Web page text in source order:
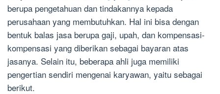
berupa pengetahuan dan tindakannya kepada
perusahaan yang membutuhkan. Hal ini bisa dengan
bentuk balas jasa berupa gaji, upah, dan kompensasi-
kompensasi yang diberikan sebagai bayaran atas
jasanya. Selain itu, beberapa ahli juga memiliki
pengertian sendiri mengenai karyawan, yaitu sebagai
berikut.